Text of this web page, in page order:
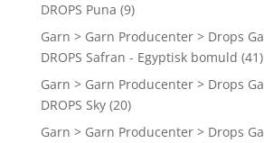
DROPS Puna (9)
Garn > Garn Producenter > Drops
DROPS Safran - Egyptisk bomuld (41)
Garn > Garn Producenter > Drops
DROPS Sky (20)
Garn > Garn Producenter > Drops